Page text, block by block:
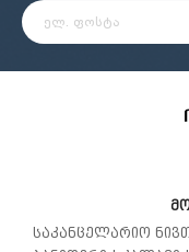
საკანცელარიო